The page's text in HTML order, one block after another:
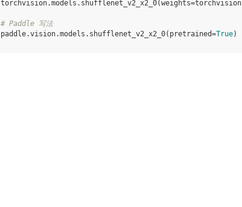
torchvision.models . shufflenet_v2_x2_0(weights=torchvision
# Paddle 写法
paddle.vision.models . shufflenet_v2_x2_0( pretrained=True)